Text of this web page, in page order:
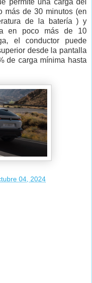
más de 30 minutos (en
de la batería ) y
en poco más de 10
el conductor puede
desde la pantalla
de carga mínima hasta
04, 2024